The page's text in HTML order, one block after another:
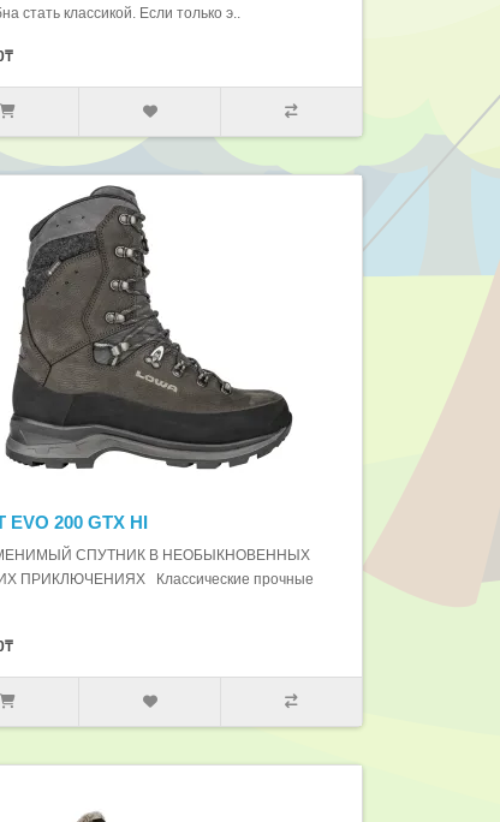
стать классикой. Если только э..
EVO 200 GTX HI
СПУТНИК В НЕОБЫКНОВЕННЫХ
ПРИКЛЮЧЕНИЯХ Классические прочные